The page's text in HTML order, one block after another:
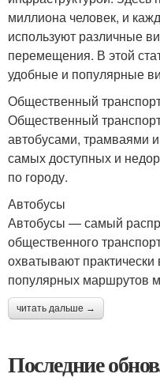
миллиона человек, и
используют различные
перемещения. В этой
удобные и популярные
Общественный
Общественный
автобусами, трамваями
самых доступных и
по городу.
Автобусы
Автобусы — самый
общественного
охватывают
популярных маршрутов
читать дальше →
Последние